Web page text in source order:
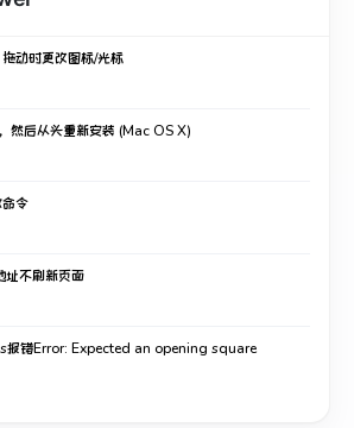
动时更改图标/光标
然后从头重新安装 (Mac OS X)
令
址不刷新页面
错Error: Expected an opening square